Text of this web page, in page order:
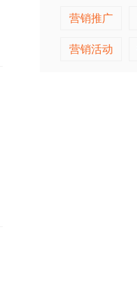
营销推广
营销活动